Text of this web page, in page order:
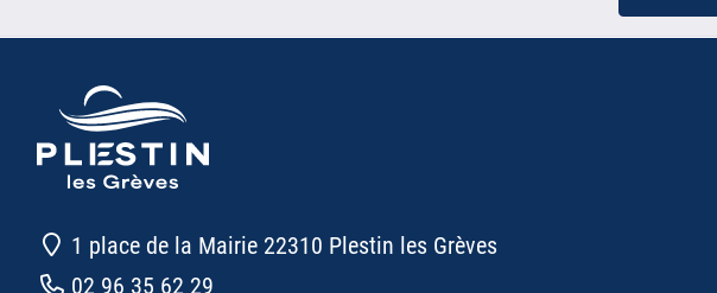
1 place de la Mairie 22310 Plestin les Grèves
02 96 35 62 29